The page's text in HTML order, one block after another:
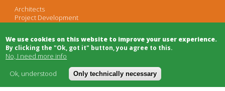
Architects
Project Development
Moderation/Mediation
Public Relations
Bulletin Board
Building Trade
We use cookies on this website to improve your user experience.
By clicking the "Ok, got it" button, you agree to this.
No, I need more info
Ok, understood
Only technically necessary